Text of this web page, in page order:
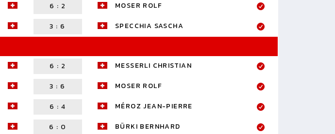
6 : 2 MOSER ROLF
3 : 6
SPECCHIA SASCHA
6 : 2 MESSERLI CHRISTIAN
3 : 6 MOSER ROLF
6 : 4 MÉROZ JEAN-PIERRE
6 : 0
BÜRKI BERNHARD